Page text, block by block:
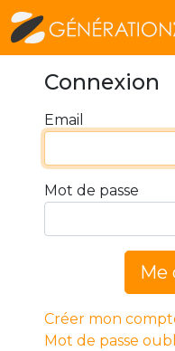
Connexion
Email
Mot de passe
Me
Créer mon
Mot de passe